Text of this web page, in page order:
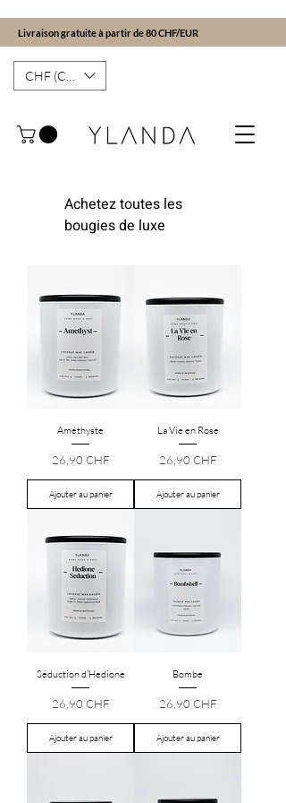
Livraison gratuite à partir de 80 CHF/EUR
CHF (CHF)
Achetez toutes les
bougies de luxe
Améthyste
Prix
26,90 CHF
Ajouter au panier
La Vie en Rose
Prix
26,90 CHF
Ajouter au panier
Séduction d'Hedione
Prix
26,90 CHF
Ajouter au panier
Bombe
Prix
26,90 CHF
Ajouter au panier